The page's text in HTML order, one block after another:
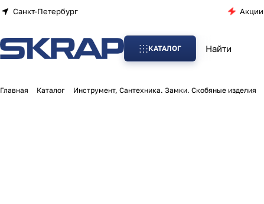
Санкт-Петербург Акции
КАТАЛОГ
Главная Каталог Инструмент, Сантехника. Замки. Скобяные изделия